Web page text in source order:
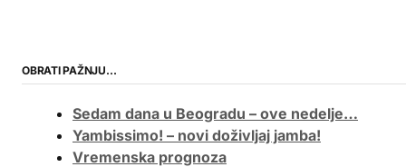
OBRATI PAŽNJU…
Sedam dana u Beogradu – ove nedelje…
Yambissimo! – novi doživljaj jamba!
Vremenska prognoza